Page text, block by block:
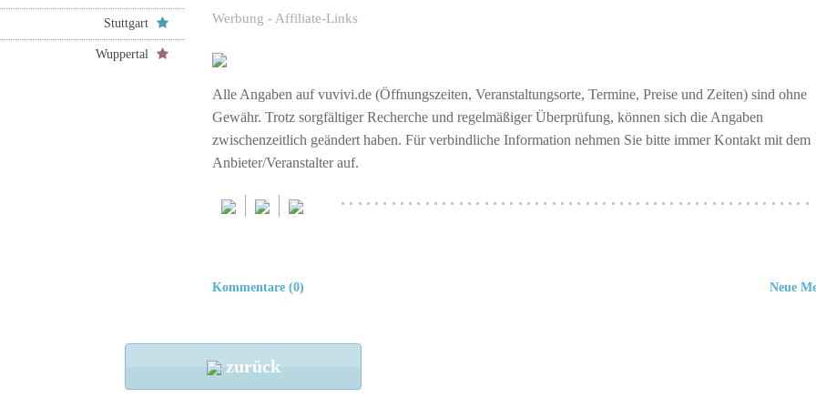
Stuttgart
Wuppertal
Werbung - Affiliate-Links
Alle Angaben auf vuvivi.de (Öffnungszeiten, Veranstaltungsorte, Termine, Preise und Zeiten) sind ohne
Gewähr. Trotz sorgfältiger Recherche und regelmäßiger Überprüfung, können sich die Angaben
zwischenzeitlich geändert haben. Für verbindliche Information nehmen Sie bitte immer Kontakt mit dem
Anbieter/Veranstalter auf.
························································
Neue
Kommentare (0)
zurück